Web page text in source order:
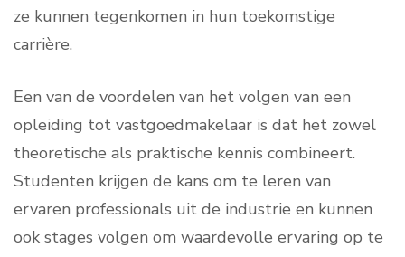
ze kunnen tegenkomen in hun toekomstige
carrière.
Een van de voordelen van het volgen van een
opleiding tot vastgoedmakelaar is dat het zowel
theoretische als praktische kennis combineert.
Studenten krijgen de kans om te leren van
ervaren professionals uit de industrie en kunnen
ook stages volgen om waardevolle ervaring op te